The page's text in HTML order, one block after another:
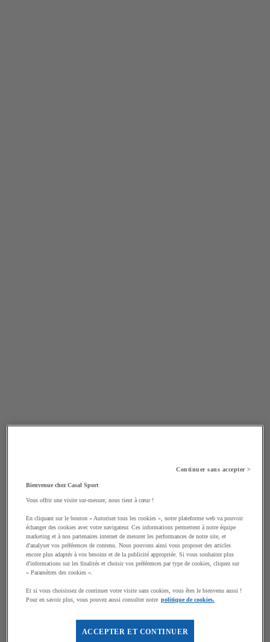
Continuer sans accepter >
Bienvenue chez Casal Sport
Vous offrir une visite sur-mesure, nous tient à cœur !
En cliquant sur le bouton « Autoriser tous les cookies », notre plateforme web va pouvoir
échanger des cookies avec votre navigateur. Ces informations permettent à notre équipe
marketing et à nos partenaires internet de mesurer les performances de notre site, et
d'analyser vos préférences de contenu. Nous pouvons ainsi vous proposer des articles
encore plus adaptés à vos besoins et de la publicité appropriée. Si vous souhaitez plus
d'informations sur les finalités et choisir vos préférences par type de cookies, cliquez sur
« Paramètres des cookies ».
Et si vous choisissez de continuer votre visite sans cookies, vous êtes le bienvenu aussi !
Pour en savoir plus, vous pouvez aussi consulter notre politique de cookies.
ACCEPTER ET CONTINUER